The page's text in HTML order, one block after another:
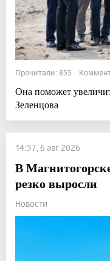
Прочитали: 855
Она поможет
Зеленцова
14:57, 6 авг 2026
В
резко выросли
Новости